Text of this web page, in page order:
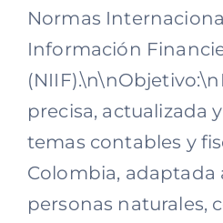
Normas
Información
precisa, actualizada
temas contables y
Colombia, adaptada
personas naturales,